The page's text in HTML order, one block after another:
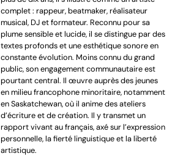
complet : rappeur, beatmaker, réalisateur
musical, DJ et formateur. Reconnu pour sa
plume sensible et lucide, il se distingue par des
textes profonds et une esthétique sonore en
constante évolution. Moins connu du grand
public, son engagement communautaire est
pourtant central. Il œuvre auprès des jeunes
en milieu francophone minoritaire, notamment
en Saskatchewan, où il anime des ateliers
d’écriture et de création. Il y transmet un
rapport vivant au français, axé sur l’expression
personnelle, la fierté linguistique et la liberté
artistique.